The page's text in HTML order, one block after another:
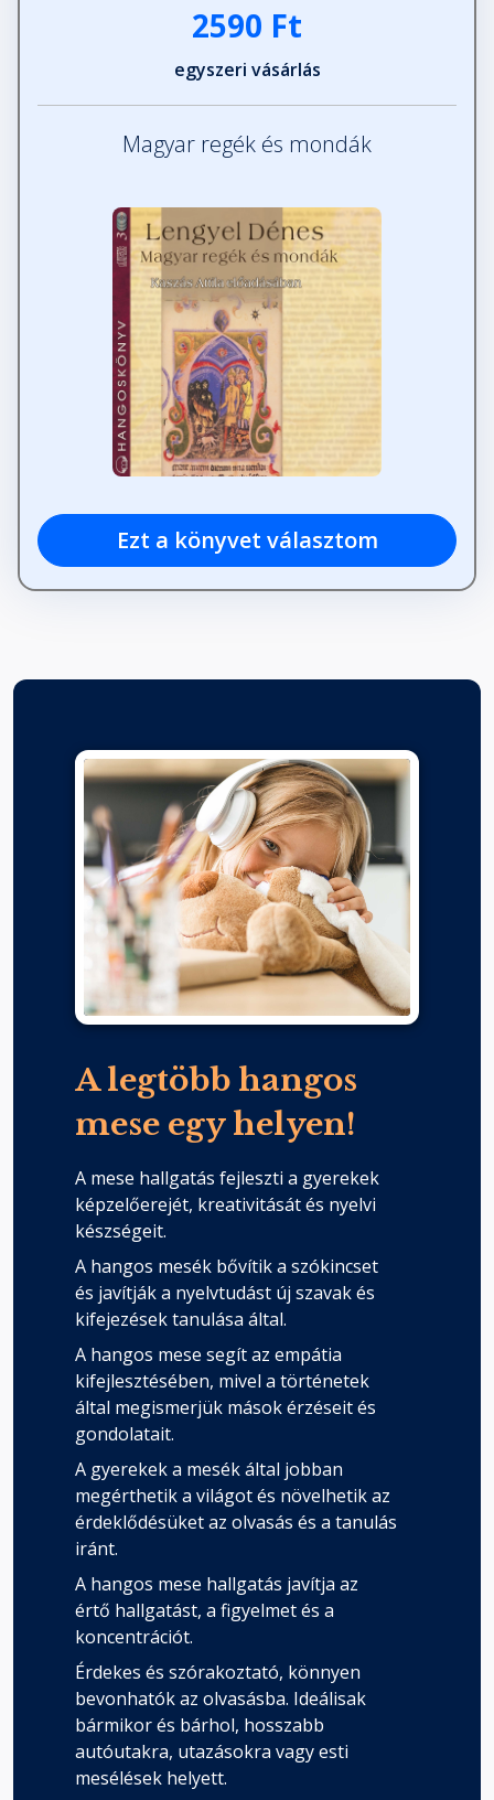
2590 Ft
egyszeri vásárlás
Magyar regék és mondák
Ezt a könyvet választom
A legtöbb hangos
mese egy helyen!
A mese hallgatás fejleszti a gyerekek
képzelőerejét, kreativitását és nyelvi
készségeit.
A hangos mesék bővítik a szókincset
és javítják a nyelvtudást új szavak és
kifejezések tanulása által.
A hangos mese segít az empátia
kifejlesztésében, mivel a történetek
által megismerjük mások érzéseit és
gondolatait.
A gyerekek a mesék által jobban
megérthetik a világot és növelhetik az
érdeklődésüket az olvasás és a tanulás
iránt.
A hangos mese hallgatás javítja az
értő hallgatást, a figyelmet és a
koncentrációt.
Érdekes és szórakoztató, könnyen
bevonhatók az olvasásba. Ideálisak
bármikor és bárhol, hosszabb
autóutakra, utazásokra vagy esti
mesélések helyett.